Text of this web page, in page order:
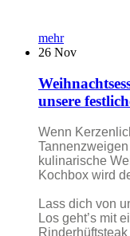
mehr
26 Nov
unsere
Wenn
kulinarische
Kochbox wird
Lass dich von
Los geht’s mit